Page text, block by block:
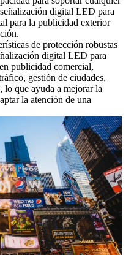
digital LED para
para la publicidad exterior
de protección robustas
digital LED para
publicidad comercial,
gestión de ciudades,
lo que ayuda a mejorar la
la atención de una